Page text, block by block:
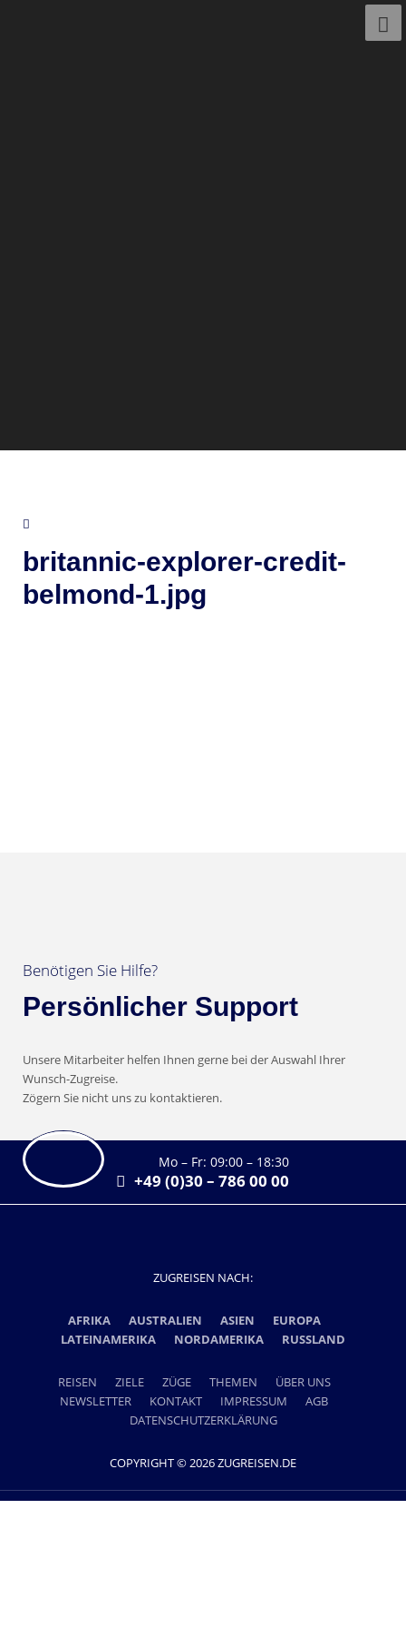
britannic-explorer-credit-
belmond-1.jpg
Benötigen Sie Hilfe?
Persönlicher Support
Unsere Mitarbeiter helfen Ihnen gerne bei der Auswahl Ihrer
Wunsch-Zugreise.
Zögern Sie nicht uns zu kontaktieren.
Mo – Fr: 09:00 – 18:30
+49 (0)30 – 786 00 00
ZUGREISEN NACH:
AFRIKA AUSTRALIEN ASIEN
EUROPA
LATEINAMERIKA
NORDAMERIKA RUSSLAND
REISEN ZIELE ZÜGE THEMEN
ÜBER UNS
NEWSLETTER
KONTAKT IMPRESSUM
AGB
DATENSCHUTZERKLÄRUNG
COPYRIGHT © 2026 ZUGREISEN.DE